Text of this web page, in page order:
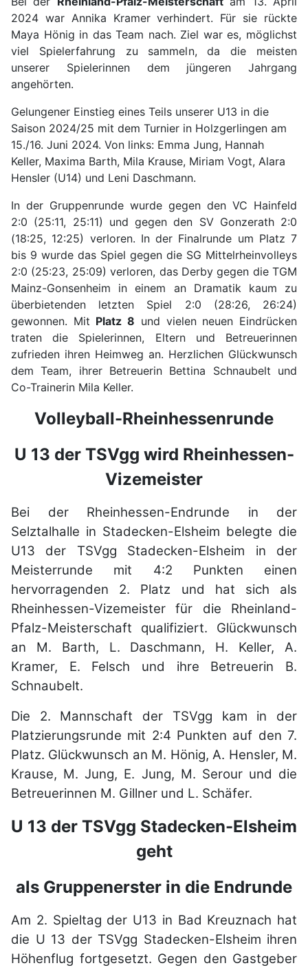
2024 war Annika Kramer verhindert. Für sie rückte
Maya Hönig in das Team nach. Ziel war es, möglichst
viel Spielerfahrung zu sammeln, da die meisten
unserer Spielerinnen dem jüngeren Jahrgang
angehörten.
Gelungener Einstieg eines Teils unserer U13 in die
Saison 2024/25 mit dem Turnier in Holzgerlingen am
15./16. Juni 2024. Von links: Emma Jung, Hannah
Keller, Maxima Barth, Mila Krause, Miriam Vogt, Alara
Hensler (U14) und Leni Daschmann.
In der Gruppenrunde wurde gegen den VC Hainfeld
2:0 (25:11, 25:11) und gegen den SV Gonzerath 2:0
(18:25, 12:25) verloren. In der Finalrunde um Platz 7
bis 9 wurde das Spiel gegen die SG Mittelrheinvolleys
2:0 (25:23, 25:09) verloren, das Derby gegen die TGM
Mainz-Gonsenheim in einem an Dramatik kaum zu
überbietenden letzten Spiel 2:0 (28:26, 26:24)
gewonnen. Mit Platz 8 und vielen neuen Eindrücken
traten die Spielerinnen, Eltern und Betreuerinnen
zufrieden ihren Heimweg an. Herzlichen Glückwunsch
dem Team, ihrer Betreuerin Bettina Schnaubelt und
Co-Trainerin Mila Keller.
Volleyball-Rheinhessenrunde
U 13 der TSVgg wird Rheinhessen-
Vizemeister
Bei der Rheinhessen-Endrunde in der
Selztalhalle in Stadecken-Elsheim belegte die
U13 der TSVgg Stadecken-Elsheim in der
Meisterrunde mit 4:2 Punkten einen
hervorragenden 2. Platz und hat sich als
Rheinhessen-Vizemeister für die Rheinland-
Pfalz-Meisterschaft qualifiziert. Glückwunsch
an M. Barth, L. Daschmann, H. Keller, A.
Kramer, E. Felsch und ihre Betreuerin B.
Schnaubelt.
Die 2. Mannschaft der TSVgg kam in der
Platzierungsrunde mit 2:4 Punkten auf den 7.
Platz. Glückwunsch an M. Hönig, A. Hensler, M.
Krause, M. Jung, E. Jung, M. Serour und die
Betreuerinnen M. Gillner und L. Schäfer.
U 13 der TSVgg Stadecken-Elsheim
geht
als Gruppenerster in die Endrunde
Am 2. Spieltag der U13 in Bad Kreuznach hat
die U 13 der TSVgg Stadecken-Elsheim ihren
Höhenflug fortgesetzt. Gegen den Gastgeber